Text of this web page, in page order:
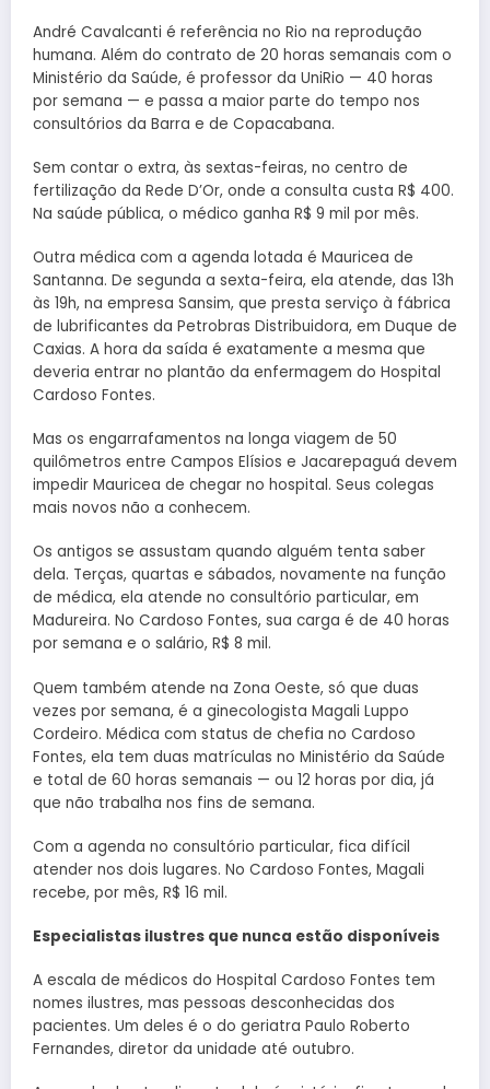
André Cavalcanti é referência no Rio na reprodução
humana. Além do contrato de 20 horas semanais com o
Ministério da Saúde, é professor da UniRio — 40 horas
por semana — e passa a maior parte do tempo nos
consultórios da Barra e de Copacabana.
Sem contar o extra, às sextas-feiras, no centro de
fertilização da Rede D’Or, onde a consulta custa R$ 400.
Na saúde pública, o médico ganha R$ 9 mil por mês.
Outra médica com a agenda lotada é Mauricea de
Santanna. De segunda a sexta-feira, ela atende, das 13h
às 19h, na empresa Sansim, que presta serviço à fábrica
de lubrificantes da Petrobras Distribuidora, em Duque de
Caxias. A hora da saída é exatamente a mesma que
deveria entrar no plantão da enfermagem do Hospital
Cardoso Fontes.
Mas os engarrafamentos na longa viagem de 50
quilômetros entre Campos Elísios e Jacarepaguá devem
impedir Mauricea de chegar no hospital. Seus colegas
mais novos não a conhecem.
Os antigos se assustam quando alguém tenta saber
dela. Terças, quartas e sábados, novamente na função
de médica, ela atende no consultório particular, em
Madureira. No Cardoso Fontes, sua carga é de 40 horas
por semana e o salário, R$ 8 mil.
Quem também atende na Zona Oeste, só que duas
vezes por semana, é a ginecologista Magali Luppo
Cordeiro. Médica com status de chefia no Cardoso
Fontes, ela tem duas matrículas no Ministério da Saúde
e total de 60 horas semanais — ou 12 horas por dia, já
que não trabalha nos fins de semana.
Com a agenda no consultório particular, fica difícil
atender nos dois lugares. No Cardoso Fontes, Magali
recebe, por mês, R$ 16 mil.
Especialistas ilustres que nunca estão disponíveis
A escala de médicos do Hospital Cardoso Fontes tem
nomes ilustres, mas pessoas desconhecidas dos
pacientes. Um deles é o do geriatra Paulo Roberto
Fernandes, diretor da unidade até outubro.